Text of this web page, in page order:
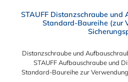
STAUFF Distanzschraube und
Standard-Baureihe (zur
Distanzschraube und
STAUFF Aufbauschraube und
Standard-Baureihe zur